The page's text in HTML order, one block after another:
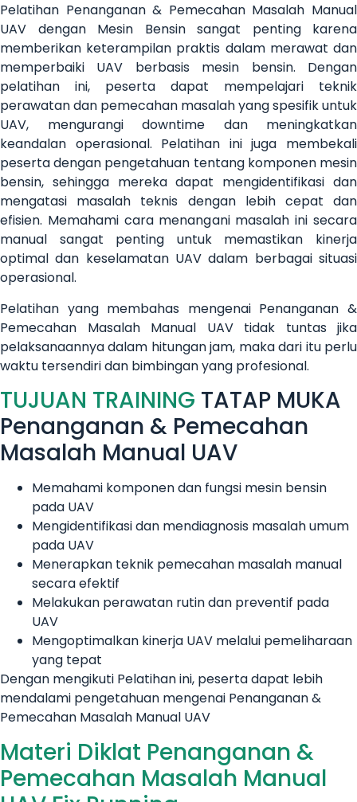
Pelatihan Penanganan & Pemecahan Masalah Manual
UAV dengan Mesin Bensin sangat penting karena
memberikan keterampilan praktis dalam merawat dan
memperbaiki UAV berbasis mesin bensin. Dengan
pelatihan ini, peserta dapat mempelajari teknik
perawatan dan pemecahan masalah yang spesifik untuk
UAV, mengurangi downtime dan meningkatkan
keandalan operasional. Pelatihan ini juga membekali
peserta dengan pengetahuan tentang komponen mesin
bensin, sehingga mereka dapat mengidentifikasi dan
mengatasi masalah teknis dengan lebih cepat dan
efisien. Memahami cara menangani masalah ini secara
manual sangat penting untuk memastikan kinerja
optimal dan keselamatan UAV dalam berbagai situasi
operasional.
Pelatihan yang membahas mengenai Penanganan &
Pemecahan Masalah Manual UAV tidak tuntas jika
pelaksanaannya dalam hitungan jam, maka dari itu perlu
waktu tersendiri dan bimbingan yang profesional.
TUJUAN TRAINING TATAP MUKA
Penanganan & Pemecahan
Masalah Manual UAV
Memahami komponen dan fungsi mesin bensin
pada UAV
Mengidentifikasi dan mendiagnosis masalah umum
pada UAV
Menerapkan teknik pemecahan masalah manual
secara efektif
Melakukan perawatan rutin dan preventif pada
UAV
Mengoptimalkan kinerja UAV melalui pemeliharaan
yang tepat
Dengan mengikuti Pelatihan ini, peserta dapat lebih
mendalami pengetahuan mengenai Penanganan &
Pemecahan Masalah Manual UAV
Materi Diklat Penanganan &
Pemecahan Masalah Manual